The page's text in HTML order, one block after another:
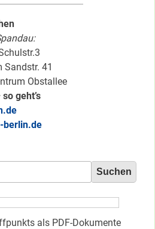
41
Obstallee
geht’s
berlin.de
als PDF-Dokumente